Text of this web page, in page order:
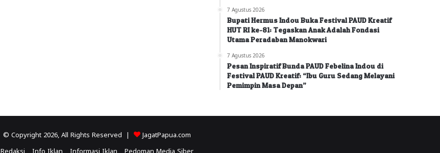
7 Agustus 2026
Bupati Hermus Indou Buka Festival PAUD Kreatif
HUT RI ke-81: Tegaskan Anak Adalah Fondasi
Utama Peradaban Manokwari
7 Agustus 2026
Pesan Inspiratif Bunda PAUD Febelina Indou di
Festival PAUD Kreatif: “Ibu Guru Sedang Melayani
Pemimpin Masa Depan”
© Copyright 2026, All Rights Reserved | JagatPapua.com
Redaksi Info Iklan Informasi Iklan Pedoman Media Siber